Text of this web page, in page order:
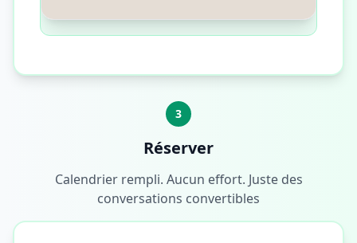
3
Réserver
Calendrier rempli. Aucun effort. Juste des
conversations convertibles